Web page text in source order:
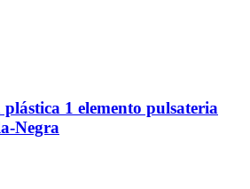
1 elemento pulsateria
Negra